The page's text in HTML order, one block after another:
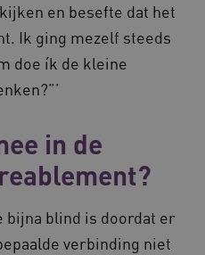
en besefte dat het
Ik ging mezelf steeds
doe ík de kleine
in de
bijna blind is doordat er
verbinding niet
YouTube
.youtube.com